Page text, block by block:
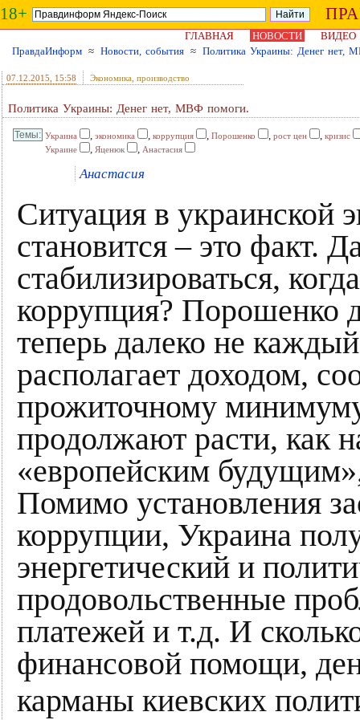
18+
ГЛАВНАЯ НОВОСТИ
ВИДЕО
ПравдаИнформ ≈ Новости, события ≈ Политика Украины: Денег нет,
07.12.2015 , 15:58 Экономика, производство
Политика Украины: Денег нет, МВФ помоги.
Украина , экономика , коррупция , Порошенко , рост цен , кризис
Украине
, Яценюк , Анастасия
Анастасия
Ситуация в украинской
становится – это факт.
стабилизироваться,
коррупция? Порошенко
теперь далеко не
располагает доходом,
прожиточному
продолжают расти, как
«европейским
Помимо установления
коррупции, Украина
энергетический и
продовольственные
платежей и т.д. И
финансовой помощи,
карманы киевских